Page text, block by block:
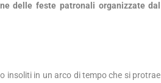
delle feste patronali organizzate dal
insoliti in un arco di tempo che si protrae